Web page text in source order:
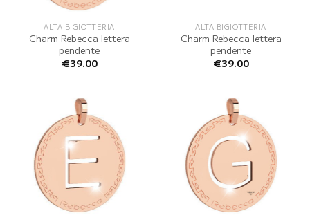
ALTA BIGIOTTERIA
Charm Rebecca lettera
pendente
€39.00
ALTA BIGIOTTERIA
Charm Rebecca lettera
pendente
€39.00